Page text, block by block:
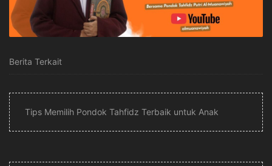
Berita Terkait
Tips Memilih Pondok Tahfidz Terbaik untuk Anak